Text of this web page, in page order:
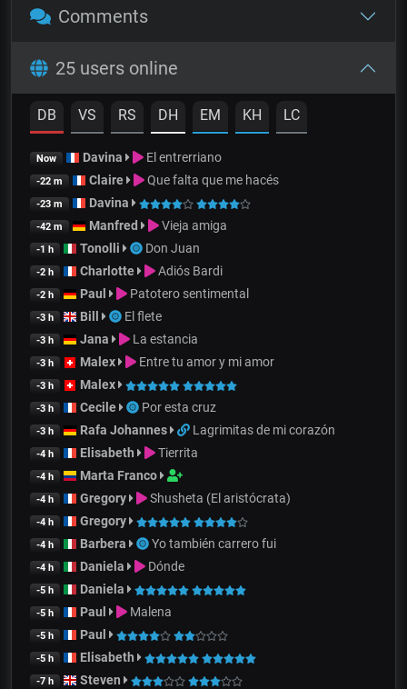
Comments
25 users online
DB VS RS DH EM KH LC
Now Davina El entrerriano
-22 m Claire Que falta que me hacés
-23 m Davina
-42 m Manfred Vieja amiga
-1 h Tonolli Don Juan
-2 h Charlotte Adiós Bardi
-2 h Paul Patotero sentimental
-3 h Bill El flete
-3 h Jana La estancia
-3 h Malex Entre tu amor y mi amor
-3 h Malex
-3 h Cecile Por esta cruz
-3 h Rafa Johannes Lagrimitas de mi corazón
-4 h Elisabeth Tierrita
-4 h Marta Franco
-4 h Gregory Shusheta (El aristócrata)
-4 h Gregory
-4 h Barbera Yo también carrero fui
-4 h Daniela Dónde
-5 h Daniela
-5 h Paul Malena
-5 h Paul
-5 h Elisabeth
-7 h Steven